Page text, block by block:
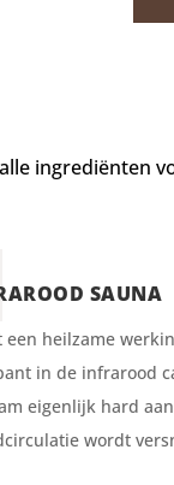
ingrediënten
SAUNA
een heilzame
in de infrarood
eigenlijk hard
wordt